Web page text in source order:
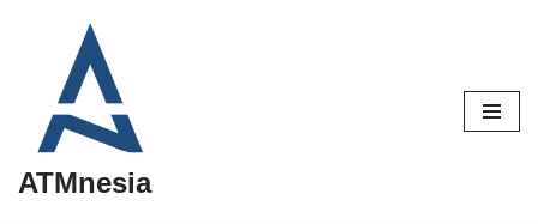
Lompat
konten
ATMnesia